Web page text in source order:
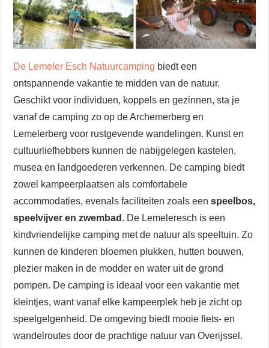
De Lemeler Esch Natuurcamping biedt een
ontspannende vakantie te midden van de natuur.
Geschikt voor individuen, koppels en gezinnen, sta je
vanaf de camping zo op de Archemerberg en
Lemelerberg voor rustgevende wandelingen. Kunst en
cultuurliefhebbers kunnen de nabijgelegen kastelen,
musea en landgoederen verkennen. De camping biedt
zowel kampeerplaatsen als comfortabele
accommodaties, evenals faciliteiten zoals eenspeelbos,
speelvijver en zwembad . De Lemeleresch is een
kindvriendelijke camping met de natuur als speeltuin. Zo
kunnen de kinderen bloemen plukken, hutten bouwen,
plezier maken in de modder en water uit de grond
pompen. De camping is ideaal voor een vakantie met
kleintjes, want vanaf elke kampeerplek heb je zicht op
speelgelgenheid. De omgeving biedt mooie fiets- en
wandelroutes door de prachtige natuur van Overijssel.